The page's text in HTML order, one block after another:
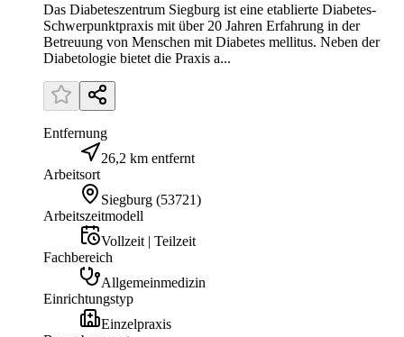
Das Diabeteszentrum Siegburg ist eine etablierte Diabetes-
Schwerpunktpraxis mit über 20 Jahren Erfahrung in der
Betreuung von Menschen mit Diabetes mellitus. Neben der
Diabetologie bietet die Praxis a...
Entfernung
26,2 km entfernt
Arbeitsort
Siegburg (53721)
Arbeitszeitmodell
Vollzeit | Teilzeit
Fachbereich
Allgemeinmedizin
Einrichtungstyp
Einzelpraxis